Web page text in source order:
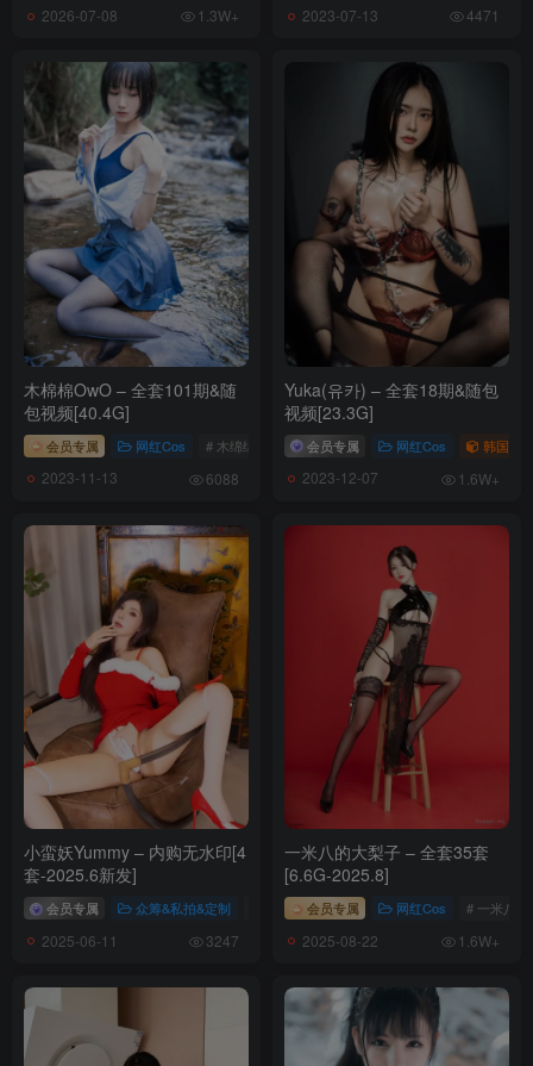
2026-07-08 1.3W+ 2023-07-13 4471
木棉棉OwO – 全套101期&随
包视频[40.4G]
会员专属 网红Cos # 木绵绵 # 木棉棉OwO
2023-11-13 6088
Yuka(유카) – 全套18期&随包
视频[23.3G]
会员专属 网红Cos 韩国（
2023-12-07 1.6W+
小蛮妖Yummy – 内购无水印[4
套-2025.6新发]
会员专属 众筹&私拍&定制 # 小蛮妖Yummy
2025-06-11 3247
一米八的大梨子 – 全套35套
[6.6G-2025.8]
会员专属 网红Cos # 一米八的
2025-08-22 1.6W+